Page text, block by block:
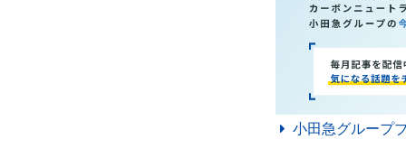
小田急グループ